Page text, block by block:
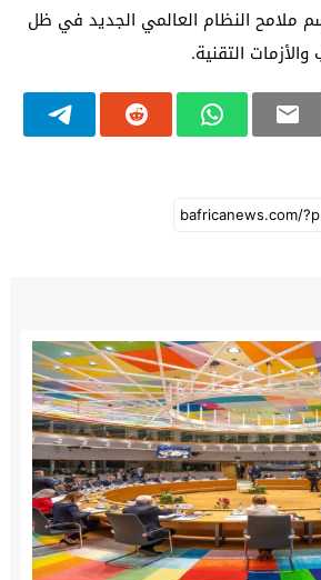
ملامح النظام العالمي الجديد في ظل
التقنية.